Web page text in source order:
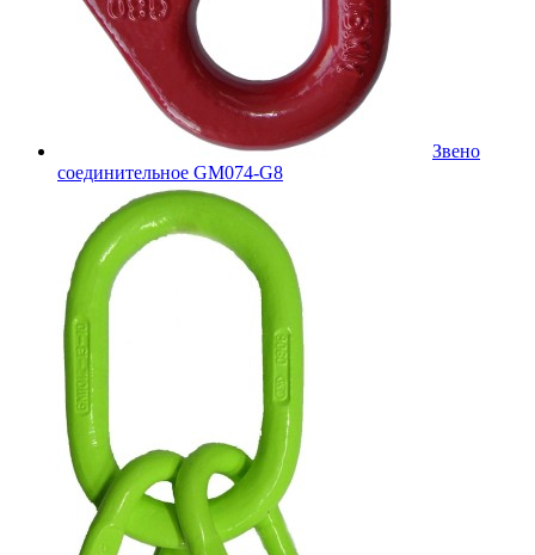
Звено
соединительное GM074-G8